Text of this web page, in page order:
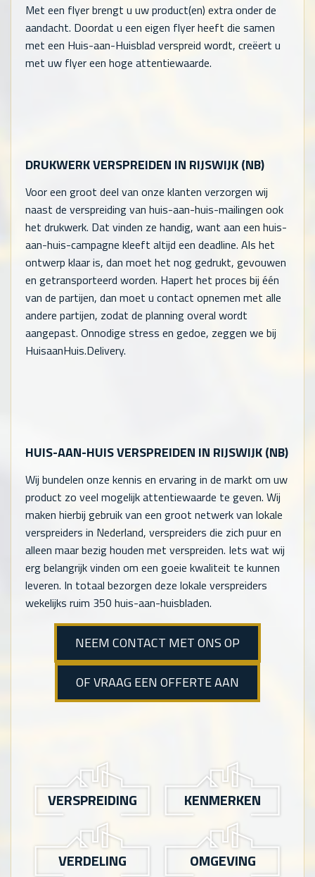
Met een flyer brengt u uw product(en) extra onder de
aandacht. Doordat u een eigen flyer heeft die samen
met een Huis-aan-Huisblad verspreid wordt, creëert u
met uw flyer een hoge attentiewaarde.
DRUKWERK VERSPREIDEN IN RIJSWIJK (NB)
Voor een groot deel van onze klanten verzorgen wij
naast de verspreiding van huis-aan-huis-mailingen ook
het drukwerk. Dat vinden ze handig, want aan een huis-
aan-huis-campagne kleeft altijd een deadline. Als het
ontwerp klaar is, dan moet het nog gedrukt, gevouwen
en getransporteerd worden. Hapert het proces bij één
van de partijen, dan moet u contact opnemen met alle
andere partijen, zodat de planning overal wordt
aangepast. Onnodige stress en gedoe, zeggen we bij
HuisaanHuis.Delivery.
HUIS-AAN-HUIS VERSPREIDEN IN RIJSWIJK (NB)
Wij bundelen onze kennis en ervaring in de markt om uw
product zo veel mogelijk attentiewaarde te geven. Wij
maken hierbij gebruik van een groot netwerk van lokale
verspreiders in Nederland, verspreiders die zich puur en
alleen maar bezig houden met verspreiden. Iets wat wij
erg belangrijk vinden om een goeie kwaliteit te kunnen
leveren. In totaal bezorgen deze lokale verspreiders
wekelijks ruim 350 huis-aan-huisbladen.
NEEM CONTACT MET ONS OP
OF VRAAG EEN OFFERTE AAN
VERSPREIDING KENMERKEN
VERDELING OMGEVING